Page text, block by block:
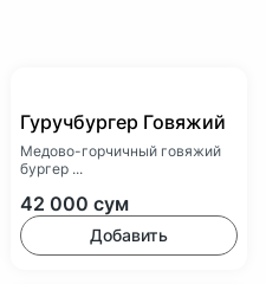
Гуручбургер Говяжий
Медово-горчичный говяжий
бургер ...
42 000 сум
Добавить